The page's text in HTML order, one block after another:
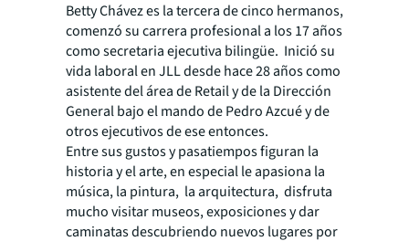
Betty Chávez es la tercera de cinco hermanos,
comenzó su carrera profesional a los 17 años
como secretaria ejecutiva bilingüe. Inició su
vida laboral en JLL desde hace 28 años como
asistente del área de Retail y de la Dirección
General bajo el mando de Pedro Azcué y de
otros ejecutivos de ese entonces.
Entre sus gustos y pasatiempos figuran la
historia y el arte, en especial le apasiona la
música, la pintura, la arquitectura, disfruta
mucho visitar museos, exposiciones y dar
caminatas descubriendo nuevos lugares por